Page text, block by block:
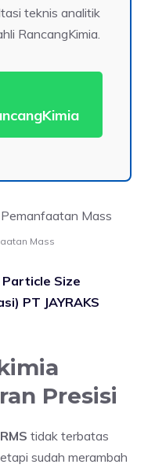
teknis analitik
RancangKimia.
Mass
Size
PT JAYRAKS
Presisi
tidak terbatas
sudah merambah